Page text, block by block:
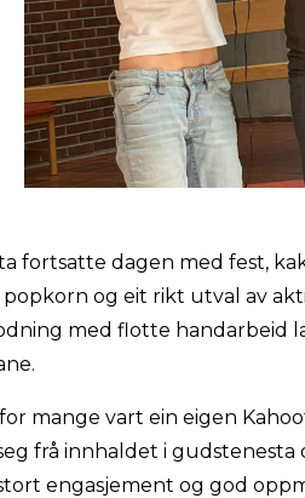
fortsatte dagen med fest,
popkorn og eit rikt utval av
med flotte handarbeid
mange vart ein eigen
frå innhaldet i
engasjement og god